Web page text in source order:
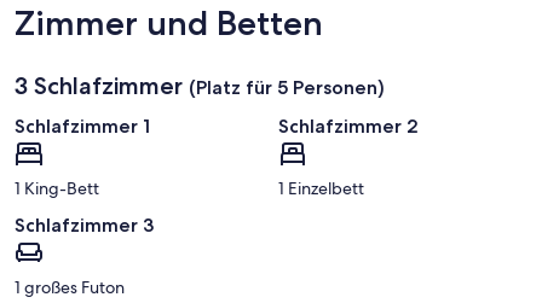
Zimmer und Betten
3 Schlafzimmer (Platz für 5 Personen)
Schlafzimmer 1
1 King-Bett
Schlafzimmer 2
1 Einzelbett
Schlafzimmer 3
1 großes Futon